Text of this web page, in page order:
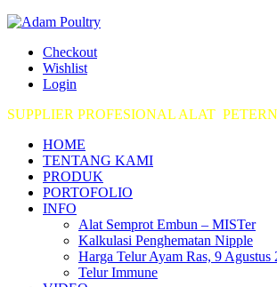
Checkout
Wishlist
Login
SUPPLIER PROFESIONAL ALAT
HOME
TENTANG KAMI
PRODUK
PORTOFOLIO
INFO
Alat Semprot Embun – MISTer
Kalkulasi Penghematan Nipple
Harga Telur Ayam Ras, 9 Agustus
Telur Immune